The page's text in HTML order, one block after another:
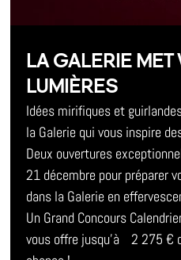
LA GALERIE MET
LUMIÈRES
Idées mirifiques et
la Galerie qui vous inspire
Deux ouvertures
21 décembre pour préparer
dans la Galerie en
Un Grand Concours
vous offre jusqu’à 2 275 €